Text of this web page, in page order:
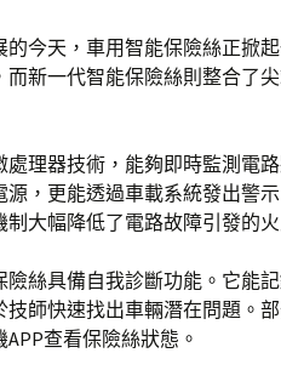
今天，車用智能保險絲正掀
新一代智能保險絲則整合了
理器技術，能夠即時監測電
，更能透過車載系統發出警
大幅降低了電路故障引發的火
絲具備自我診斷功能。它能
技師快速找出車輛潛在問題。
查看保險絲狀態。